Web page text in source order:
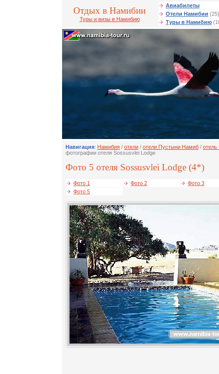
Отдых в Намибии
Туры и визы в Намибию
Авиабилеты
Отели Намибии (25)
Туры в Намибию
Навигация: Намибия / отели / отели Пустыни Намиб / отель
фотографии отеля Sossusvlei Lodge
Фото 5 отеля Sossusvlei Lodge (4*)
Фото 1 Фото 2
Фото 3
Фото 5